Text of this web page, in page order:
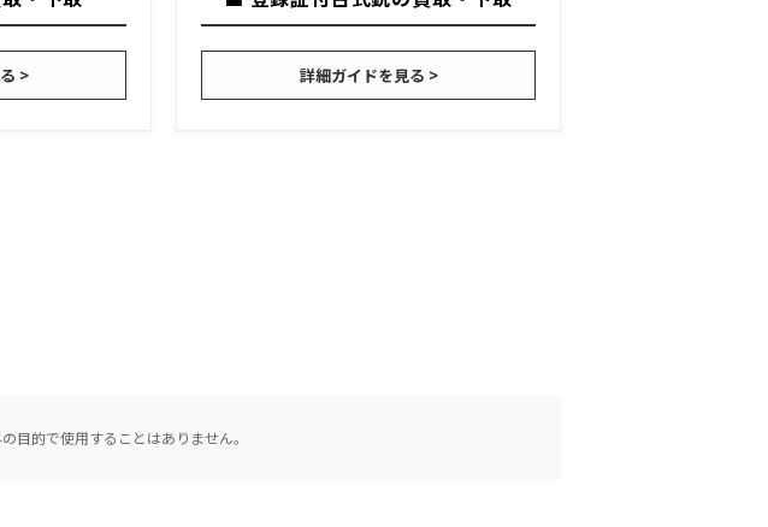
> 詳細ガイドを見る >
目的で使用することはありません。